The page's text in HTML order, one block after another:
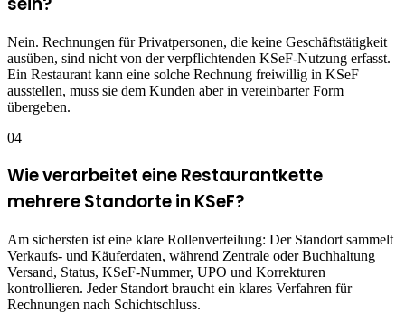
Nein. Rechnungen für Privatpersonen, die keine Geschäftstätigkeit
ausüben, sind nicht von der verpflichtenden KSeF-Nutzung erfasst.
Ein Restaurant kann eine solche Rechnung freiwillig in KSeF
ausstellen, muss sie dem Kunden aber in vereinbarter Form
übergeben.
04
Wie verarbeitet eine Restaurantkette
mehrere Standorte in KSeF?
Am sichersten ist eine klare Rollenverteilung: Der Standort sammelt
Verkaufs- und Käuferdaten, während Zentrale oder Buchhaltung
Versand, Status, KSeF-Nummer, UPO und Korrekturen
kontrollieren. Jeder Standort braucht ein klares Verfahren für
Rechnungen nach Schichtschluss.